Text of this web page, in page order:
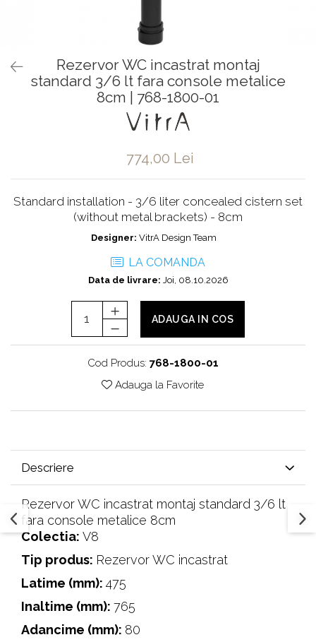
Robinete de trecere
Robinete masina de spalat
Rezervor WC incastrat montaj
standard 3/6 lt fara console metalice
8cm | 768-1800-01
774,00 Lei
Standard installation - 3/6 liter concealed cistern set
(without metal brackets) - 8cm
Designer: VitrA Design Team
LA COMANDA
Data de livrare: Joi, 08.10.2026
ADAUGA IN COS
Cod Produs: 768-1800-01
Adauga la Favorite
Descriere
Rezervor WC incastrat montaj standard 3/6 lt
fara console metalice 8cm
Colectia: V8
Tip produs: Rezervor WC incastrat
Latime (mm): 475
Inaltime (mm): 765
Adancime (mm): 80